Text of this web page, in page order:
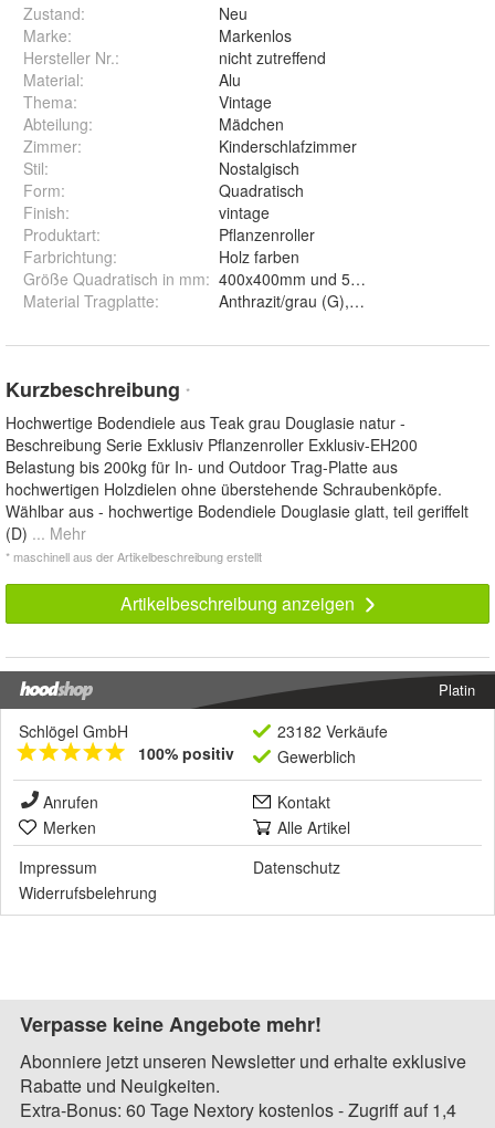
Zustand:
Neu
Marke:
Markenlos
Hersteller Nr.:
nicht zutreffend
Material:
Alu
Thema:
Vintage
Abteilung:
Mädchen
Zimmer:
Kinderschlafzimmer
Stil:
Nostalgisch
Form:
Quadratisch
Finish:
vintage
Produktart:
Pflanzenroller
Farbrichtung:
Holz farben
Größe Quadratisch in mm:
400x400mm und 500x500mm
Material Tragplatte:
Kurzbeschreibung *
Hochwertige Bodendiele aus Teak grau Douglasie natur -
Beschreibung Serie Exklusiv Pflanzenroller Exklusiv-EH200
Belastung bis 200kg für In- und Outdoor Trag-Platte aus
hochwertigen Holzdielen ohne überstehende Schraubenköpfe.
Wählbar aus - hochwertige Bodendiele Douglasie glatt, teil geriffelt
(D) ... Mehr
* maschinell aus der Artikelbeschreibung erstellt
Artikelbeschreibung anzeigen
Platin
Schlögel GmbH
100% positiv
23182 Verkäufe
Gewerblich
Anrufen
Kontakt
Merken
Alle Artikel
Impressum
Datenschutz
Widerrufsbelehrung
Verpasse keine Angebote mehr!
Abonniere jetzt unseren Newsletter und erhalte exklusive
Rabatte und Neuigkeiten.
Extra-Bonus: 60 Tage Nextory kostenlos - Zugriff auf 1,4